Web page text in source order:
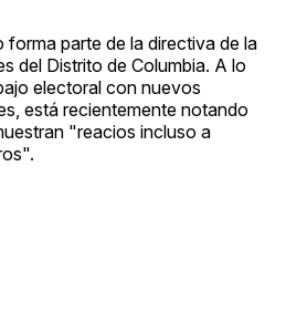
forma parte de la directiva de la
del Distrito de Columbia. A lo
electoral con nuevos
está recientemente notando
"reacios incluso a